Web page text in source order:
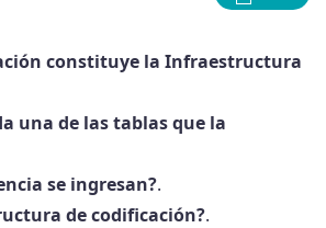
constituye la Infraestructura
una de las tablas que la
se ingresan?.
de codificación?.